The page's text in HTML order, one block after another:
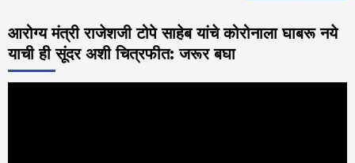
आरोग्य मंत्री राजेशजी टोपे साहेब यांचे कोरोनाला घाबरू नये
याची ही सूंदर अशी चित्रफीत: जरूर बघा